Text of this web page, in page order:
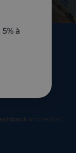
immediat !
à